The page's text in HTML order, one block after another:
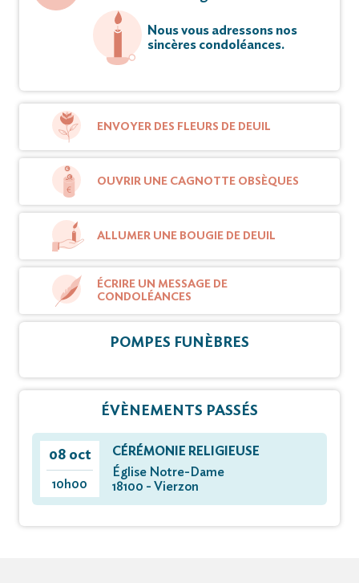
Nous vous adressons nos
sincères condoléances.
ENVOYER DES FLEURS DE DEUIL
OUVRIR UNE CAGNOTTE OBSÈQUES
ALLUMER UNE BOUGIE DE DEUIL
ÉCRIRE UN MESSAGE DE
CONDOLÉANCES
POMPES FUNÈBRES
ÉVÈNEMENTS PASSÉS
08 oct
10h00
CÉRÉMONIE RELIGIEUSE
Église Notre-Dame
18100 - Vierzon